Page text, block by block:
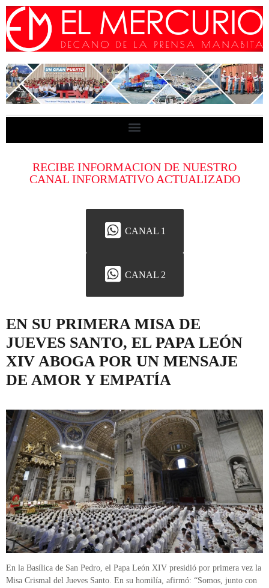
RECIBE INFORMACION DE NUESTRO
CANAL INFORMATIVO ACTUALIZADO
CANAL 1
CANAL 2
EN SU PRIMERA MISA DE
JUEVES SANTO, EL PAPA LEÓN
XIV ABOGA POR UN MENSAJE
DE AMOR Y EMPATÍA
En la Basílica de San Pedro, el Papa León XIV presidió por primera vez la
Misa Crismal del Jueves Santo. En su homilía, afirmó: “Somos, junto con